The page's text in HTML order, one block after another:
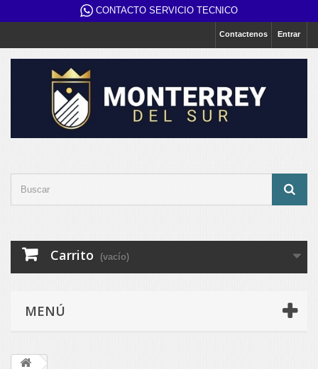
CONTACTO SERVICIO TECNICO
Entrar
Contactenos
Carrito (vacío)
MENÚ